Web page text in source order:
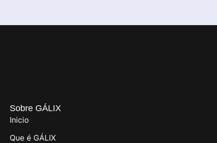
Sobre GÁLIX
Inicio
Que é GÁLIX